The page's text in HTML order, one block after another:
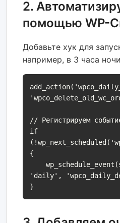
2.
помощью WP-
Добавьте хук для
например, в 3 часа
// Регистрируем
if
{
'daily',
}